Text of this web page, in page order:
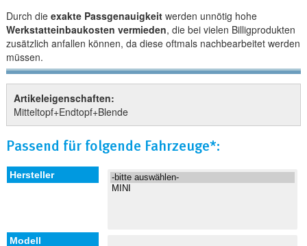
Durch die exakte Passgenauigkeitwerden unnötig hohe
Werkstatteinbaukosten vermieden, die bei vielen Billigprodukten
zusätzlich anfallen können, da diese oftmals nachbearbeitet werden
müssen.
Artikeleigenschaften:
Mitteltopf+Endtopf+Blende
Passend für folgende Fahrzeuge*: